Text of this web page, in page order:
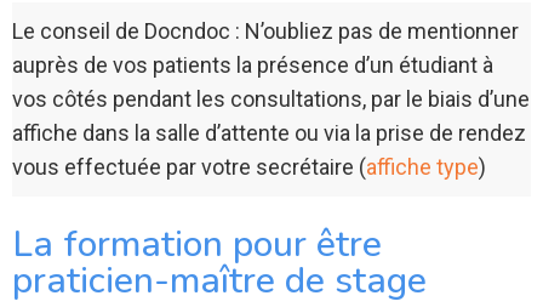
Le conseil de Docndoc : N’oubliez pas de mentionner
auprès de vos patients la présence d’un étudiant à
vos côtés pendant les consultations, par le biais d’une
affiche dans la salle d’attente ou via la prise de rendez
vous effectuée par votre secrétaire (affiche type)
La formation pour être
praticien-maître de stage